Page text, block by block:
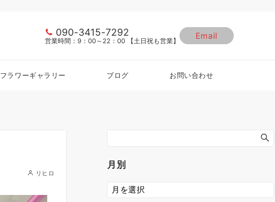
090-3415-7292
営業時間：9：00～22：00 【土日祝も営業】
Email
フラワーギャラリー ブログ お問い合わせ
リヒロ
月別